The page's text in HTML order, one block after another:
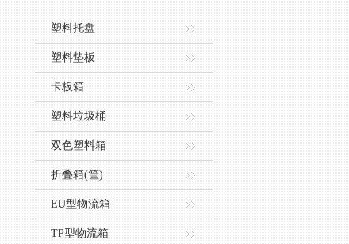
塑料托盘
塑料垫板
卡板箱
塑料垃圾桶
双色塑料箱
折叠箱(筐)
EU型物流箱
TP型物流箱